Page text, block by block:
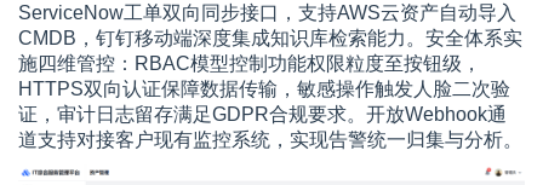
ServiceNow工单双向同步接口，支持AWS云资产自动导入
CMDB，钉钉移动端深度集成知识库检索能力。安全体系实
施四维管控：RBAC模型控制功能权限粒度至按钮级，
HTTPS双向认证保障数据传输，敏感操作触发人脸二次验
证，审计日志留存满足GDPR合规要求。开放Webhook通
道支持对接客户现有监控系统，实现告警统一归集与分析。